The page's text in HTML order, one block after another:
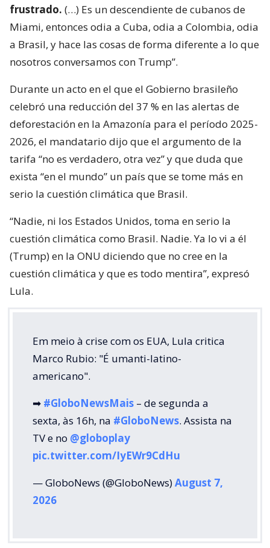
frustrado. (…) Es un descendiente de cubanos de
Miami, entonces odia a Cuba, odia a Colombia, odia
a Brasil, y hace las cosas de forma diferente a lo que
nosotros conversamos con Trump”.
Durante un acto en el que el Gobierno brasileño
celebró una reducción del 37 % en las alertas de
deforestación en la Amazonía para el período 2025-
2026, el mandatario dijo que el argumento de la
tarifa “no es verdadero, otra vez” y que duda que
exista “en el mundo” un país que se tome más en
serio la cuestión climática que Brasil.
“Nadie, ni los Estados Unidos, toma en serio la
cuestión climática como Brasil. Nadie. Ya lo vi a él
(Trump) en la ONU diciendo que no cree en la
cuestión climática y que es todo mentira”, expresó
Lula.
Em meio à crise com os EUA, Lula critica
Marco Rubio: "É umanti-latino-
americano".
➡ #GloboNewsMais – de segunda a
sexta, às 16h, na #GloboNews. Assista na
TV e no @globoplay
pic.twitter.com/IyEWr9CdHu
— GloboNews (@GloboNews)August 7,
2026